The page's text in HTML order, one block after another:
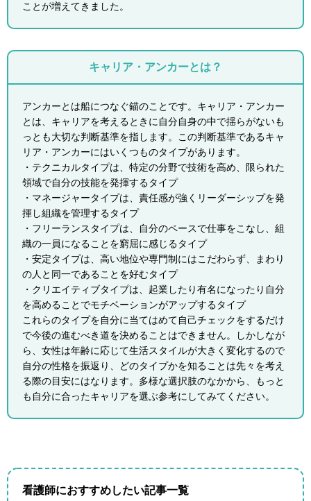
ことが増えてきました。
キャリア・アンカーとは？
アンカーとは船につなぐ錨のことです。キャリア・アンカー
とは、キャリアを考えるときに自分自身の中で揺らがないも
っとも大切な判断基準を指します。この判断基準であるキャ
リア・アンカーにはいくつものタイプがあります。
・テクニカルタイプは、特定の分野で技術を高め、限られた
領域で自分の技能を発揮するタイプ
・マネージャータイプは、責任感が強くリーダーシップを発
揮し組織を管理するタイプ
・フリーランスタイプは、自分のペースで仕事をこなし、組
織の一員になることを窮屈に感じるタイプ
・安定タイプは、高い地位や専門制にはこだわらず、まわり
の人と同一であることを好むタイプ
・クリエイティブタイプは、起業したり有名になったり自分
を高めることでモチベーションがアップするタイプ
これらのタイプを自分に当てはめて自己チェックをするだけ
で今後の進むべき道を決めることはできません。しかしなが
ら、女性は年齢に応じて生活スタイルが大きく変化するので
自分の性格を振返り、どのタイプかを知ることは先々を考え
る際の目安にはなります。多様な選択肢のなかから、もっと
も自分に合ったキャリアを選ぶ参考にしてみてください。
看護師におすすめしたい記事一覧